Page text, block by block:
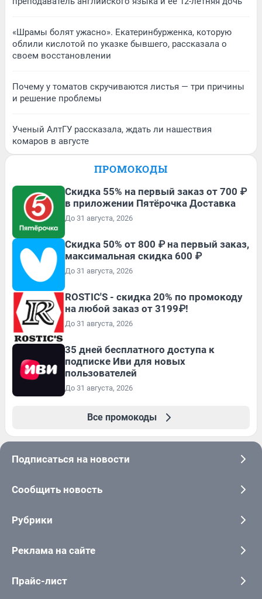
«Шрамы болят ужасно». Екатеринбурженка, которую
облили кислотой по указке бывшего, рассказала о
своем восстановлении
Почему у томатов скручиваются листья — три причины
и решение проблемы
Ученый АлтГУ рассказала, ждать ли нашествия
комаров в августе
ПРОМОКОДЫ
Скидка 55% на первый заказ от 700 ₽
в приложении Пятёрочка Доставка
До 31 августа, 2026
Скидка 50% от 800 ₽ на первый заказ,
максимальная скидка 600 ₽
До 31 августа, 2026
ROSTIC'S - скидка 20% по промокоду
на любой заказ от 3199₽!
До 31 августа, 2026
35 дней бесплатного доступа к
подписке Иви для новых
пользователей
До 31 августа, 2026
Все промокоды
Подписаться на новости
Сообщить новость
Рубрики
Реклама на сайте
Прайс-лист